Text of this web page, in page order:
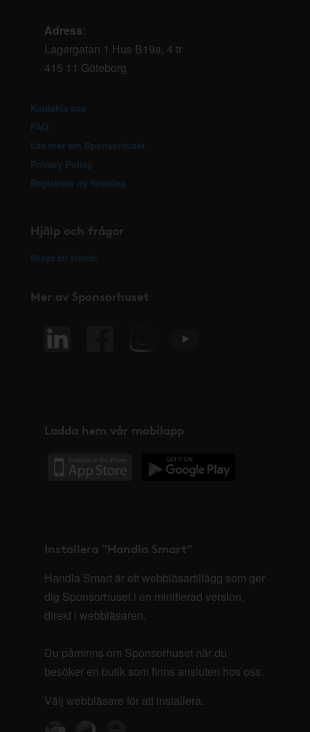
Adress:
Lagergatan 1 Hus B19a, 4 tr
415 11 Göteborg
Kontakta oss
FAQ
Läs mer om Sponsorhuset
Privacy Policy
Registrera ny förening
Hjälp och frågor
Skapa ett ärende
Mer av Sponsorhuset
Ladda hem vår mobilapp
Installera "Handla Smart"
Handla Smart är ett webbläsartillägg som ger
dig Sponsorhuset i en minifierad version,
direkt i webbläsaren.
Du påminns om Sponsorhuset när du
besöker en butik som finns ansluten hos oss.
Välj webbläsare för att installera: